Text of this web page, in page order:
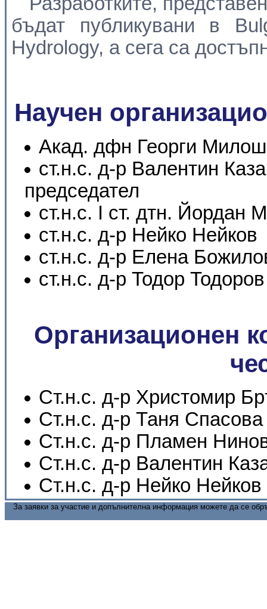
бъдат публикувани в
Hydrology, а сега са
Научен
Акад. дфн Георги
ст.н.с. д-р Валентин
председател
ст.н.с. I ст. дтн. Йордан
ст.н.с. д-р Нейко Нейков
ст.н.с. д-р Елена
ст.н.с. д-р Тодор Тодоров
Организационен
Ст.н.с. д-р Христомир
Ст.н.с. д-р Таня
Ст.н.с. д-р Пламен
Ст.н.с. д-р Валентин
Ст.н.с. д-р Нейко Нейков
За заявки за участие и допълнителна информация можете да се